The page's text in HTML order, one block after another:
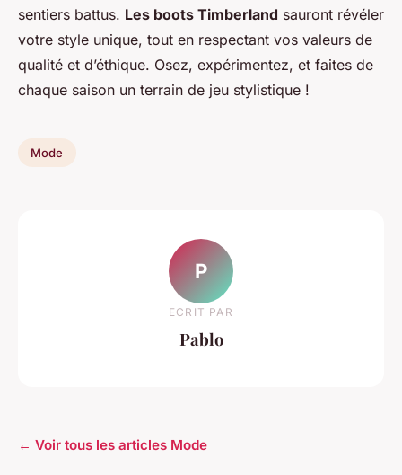
sentiers battus. Les boots Timberland sauront révéler
votre style unique, tout en respectant vos valeurs de
qualité et d’éthique. Osez, expérimentez, et faites de
chaque saison un terrain de jeu stylistique !
Mode
P
ECRIT PAR
Pablo
← Voir tous les articles Mode